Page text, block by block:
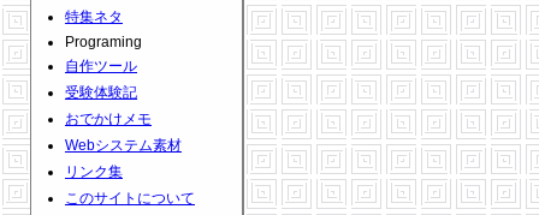
特集ネタ
Programing
自作ツール
受験体験記
おでかけメモ
Webシステム素材
リンク集
このサイトについて